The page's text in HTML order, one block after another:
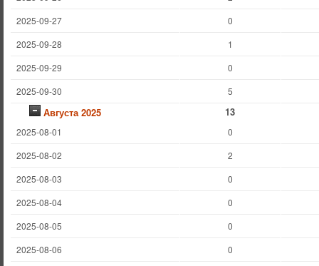
2025-09-27
0
2025-09-28
1
2025-09-29
0
2025-09-30
5
Августа 2025 13
2025-08-01
0
2025-08-02
2
2025-08-03
0
2025-08-04
0
2025-08-05
0
2025-08-06
0